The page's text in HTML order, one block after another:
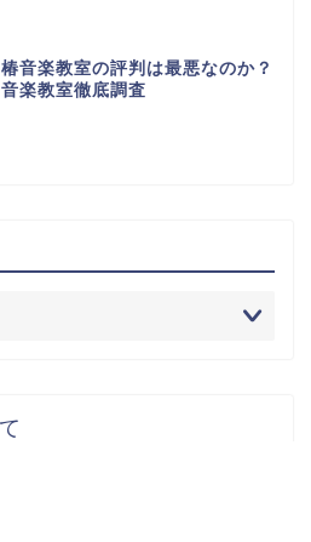
椿音楽教室の評判は最悪なのか？
音楽教室徹底調査